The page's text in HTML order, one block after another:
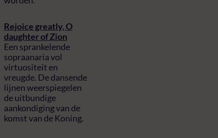
Rejoice greatly, O
daughter of Zion
Een sprankelende
sopraanaria vol
virtuositeit en
vreugde. De dansende
lijnen weerspiegelen
de uitbundige
aankondiging van de
komst van de Koning.